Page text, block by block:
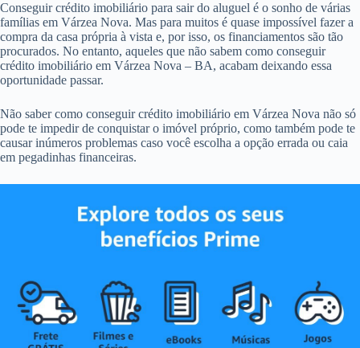
Conseguir crédito imobiliário para sair do aluguel é o sonho de várias
famílias em Várzea Nova. Mas para muitos é quase impossível fazer a
compra da casa própria à vista e, por isso, os financiamentos são tão
procurados. No entanto, aqueles que não sabem como conseguir
crédito imobiliário em Várzea Nova – BA, acabam deixando essa
oportunidade passar.
Não saber como conseguir crédito imobiliário em Várzea Nova não só
pode te impedir de conquistar o imóvel próprio, como também pode te
causar inúmeros problemas caso você escolha a opção errada ou caia
em pegadinhas financeiras.